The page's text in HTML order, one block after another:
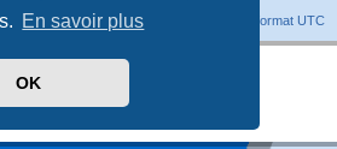
En savoir plus
OK
Heures au format UTC
® Forum Software © phpBB Limited
Traduit par
Mazeltof